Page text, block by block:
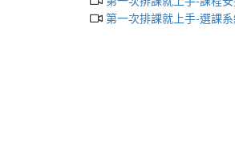
第一次排課就上手-選課